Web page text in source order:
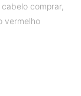
comprar,
vermelho